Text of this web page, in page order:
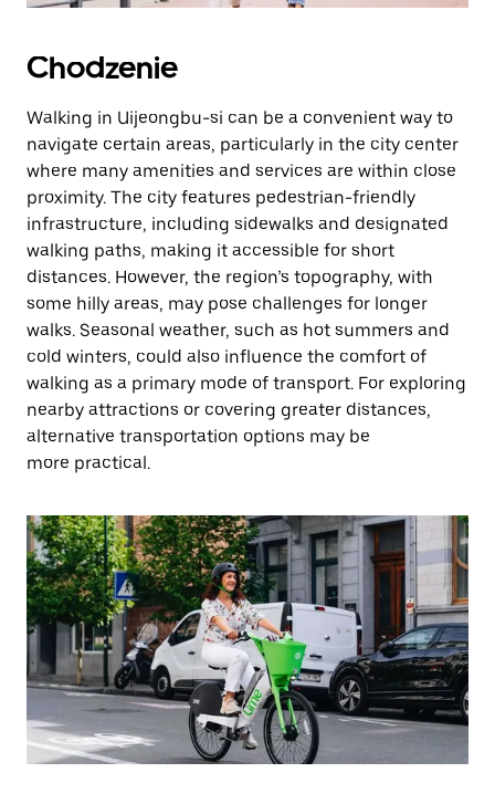
Chodzenie
Walking in Uijeongbu-si can be a convenient way to
navigate certain areas, particularly in the city center
where many amenities and services are within close
proximity. The city features pedestrian-friendly
infrastructure, including sidewalks and designated
walking paths, making it accessible for short
distances. However, the region’s topography, with
some hilly areas, may pose challenges for longer
walks. Seasonal weather, such as hot summers and
cold winters, could also influence the comfort of
walking as a primary mode of transport. For exploring
nearby attractions or covering greater distances,
alternative transportation options may be
more practical.